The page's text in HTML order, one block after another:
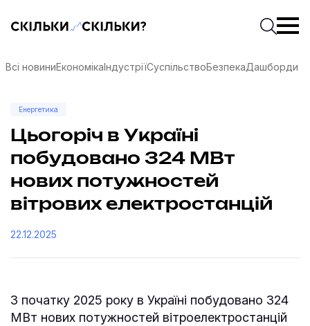
Скільки-скільки? — Медіа про суспільні даніПочати
Всі новиниЕкономікаІндустріїСуспільствоБезпекаДашборди
Енергетика
Цьогоріч в Україні
побудовано 324 МВт
нових потужностей
вітрових електростанцій
22.12.2025
З початку 2025 року в Україні побудовано 324
МВт нових потужностей вітроелектростанцій